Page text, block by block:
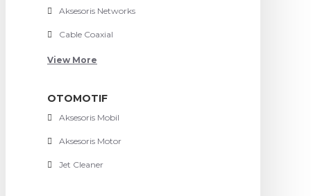
Aksesoris Networks
Cable Coaxial
View More
OTOMOTIF
Aksesoris Mobil
Aksesoris Motor
Jet Cleaner